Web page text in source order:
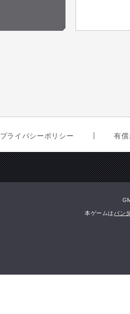
プライバシーポリシー 有
本ゲームは バン